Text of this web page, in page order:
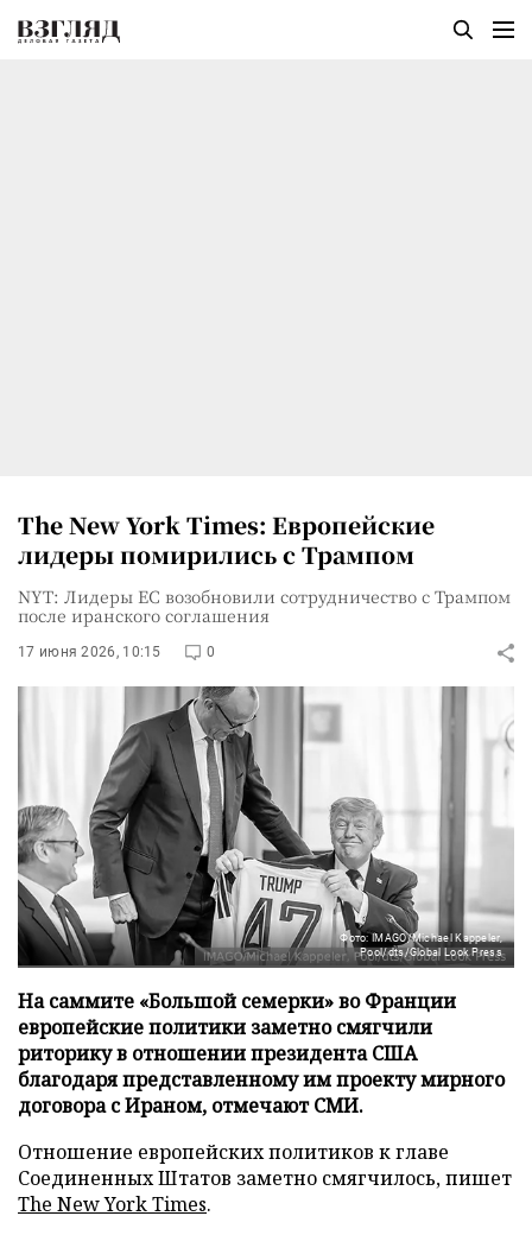
The New York Times: Европейские
лидеры помирились с Трампом
NYT: Лидеры ЕС возобновили сотрудничество с Трампом
после иранского соглашения
17 июня 2026, 10:15 0
Фото: IMAGO/Michael Kappeler,
Pool/dts/Global Look Press
На саммите «Большой семерки» во Франции
европейские политики заметно смягчили
риторику в отношении президента США
благодаря представленному им проекту мирного
договора с Ираном, отмечают СМИ.
Отношение европейских политиков к главе
Соединенных Штатов заметно смягчилось, пишет
The New York Times.